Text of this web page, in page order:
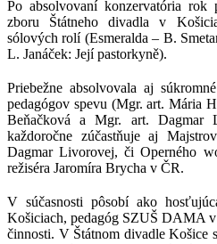
Po absolvovaní konzervatória rok
zboru Štátneho divadla v
sólových rolí (Esmeralda – B.
L. Janáček: Její pastorkyně).
Priebežne absolvovala aj
pedagógov spevu (Mgr. art. Mária
Beňačková a Mgr. art. Dagmar
každoročne zúčastňuje aj
Dagmar Livorovej, či Operného
režiséra Jaromíra Brycha v ČR.
V súčasnosti pôsobí ako
Košiciach, pedagóg SZUŠ DAMA v
činnosti. V Štátnom divadle